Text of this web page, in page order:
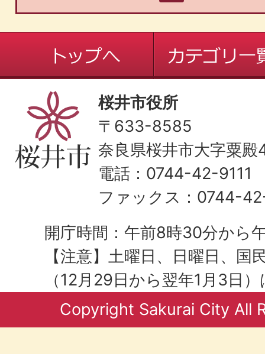
桜井市役所
〒633-8585
奈良県桜井市大字粟
電話：0744-42-9111
ファックス：0744-
開庁時間：午前8時30分から
【注意】土曜日、日曜日、国
（12月29日から翌年1月3日
Copyright Sakurai City All